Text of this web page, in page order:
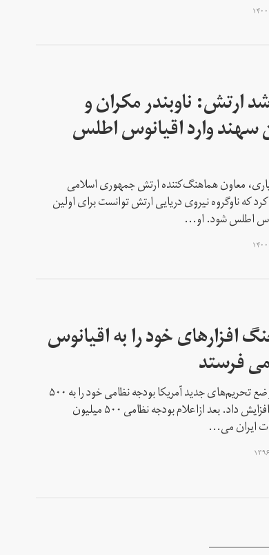
ارتش: ناوبندر مکران و
سهند وارد اقیانوس اطلس
معاون هماهنگ‌کننده ارتش جمهوری اسلامی
که ناوگروه نیروی دریایی ارتش توانست برای اولین
اطلس شود. او...
افزارهای خود را به اقیانوس
فرستد
ایران بعد از وضع تحریم‌های جدید آمریکا بودجه نظامی خود را به ۵۰۰
میلیون دلار افزایش داد. بعد ازاعلام بودجه نظامی ۵۰۰ میلیون
ایران می...